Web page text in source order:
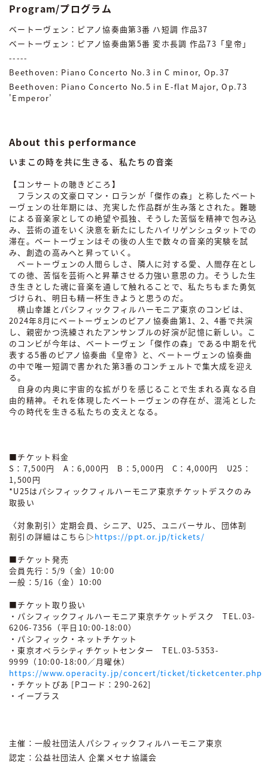
Program/プログラム
ベートーヴェン：ピアノ協奏曲第3番 ハ短調 作品37
ベートーヴェン：ピアノ協奏曲第5番 変ホ長調 作品73「皇帝」
-----
Beethoven: Piano Concerto No.3 in C minor, Op.37
Beethoven: Piano Concerto No.5 in E-flat Major, Op.73
'Emperor’
About this performance
いまこの時を共に生きる、私たちの音楽
【コンサートの聴きどころ】
フランスの文豪ロマン・ロランが「傑作の森」と称したベート
ーヴェンの壮年期には、充実した作品群が生み落とされた。難聴
による音楽家としての絶望や孤独、そうした苦悩を精神で包み込
み、芸術の道をいく決意を新たにしたハイリゲンシュタットでの
滞在。ベートーヴェンはその後の人生で数々の音楽的実験を試
み、創造の高みへと昇っていく。
ベートーヴェンの人間らしさ、隣人に対する愛、人間存在とし
ての徳、苦悩を芸術へと昇華させる力強い意思の力。そうした生
き生きとした魂に音楽を通して触れることで、私たちもまた勇気
づけられ、明日も精一杯生きようと思うのだ。
横山幸雄とパシフィックフィルハーモニア東京のコンビは、
2024年8月にベートーヴェンのピアノ協奏曲第1、2、4番で共演
し、親密かつ洗練されたアンサンブルの好演が記憶に新しい。こ
のコンビが今年は、ベートーヴェン「傑作の森」である中期を代
表する5番のピアノ協奏曲《皇帝》と、ベートーヴェンの協奏曲
の中で唯一短調で書かれた第3番のコンチェルトで集大成を迎え
る。
自身の内奥に宇宙的な拡がりを感じることで生まれる真なる自
由的精神。それを体現したベートーヴェンの存在が、混沌とした
今の時代を生きる私たちの支えとなる。
■チケット料金
S：7,500円 A：6,000円 B：5,000円 C：4,000円 U25：
1,500円
*U25はパシフィックフィルハーモニア東京チケットデスクのみ
取扱い
〈対象割引〉定期会員、シニア、U25、ユニバーサル、団体割
割引の詳細はこちら▷https://ppt.or.jp/tickets/
■チケット発売
会員先行：5/9（金）10:00
一般：5/16（金）10:00
■チケット取り扱い
・パシフィックフィルハーモニア東京チケットデスク TEL.03-
6206-7356（平日10:00-18:00）
・パシフィック・ネットチケット
・東京オペラシティチケットセンター TEL.03-5353-
9999（10:00-18:00／月曜休）
https://www.operacity.jp/concert/ticket/ticketcenter.php
・チケットぴあ [Pコード：290-262]
・イープラス
主催：一般社団法人パシフィックフィルハーモニア東京
認定：公益社団法人 企業メセナ協議会